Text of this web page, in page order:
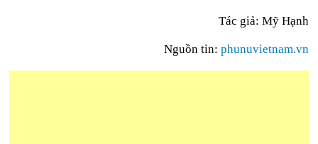
Tác giả: Mỹ Hạnh
Nguồn tin: phunuvietnam.vn